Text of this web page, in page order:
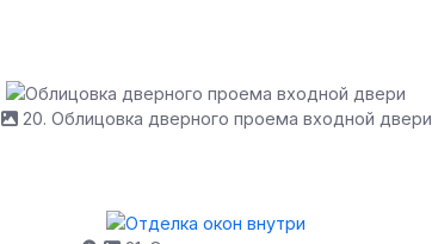
20. Облицовка дверного проема входной двери